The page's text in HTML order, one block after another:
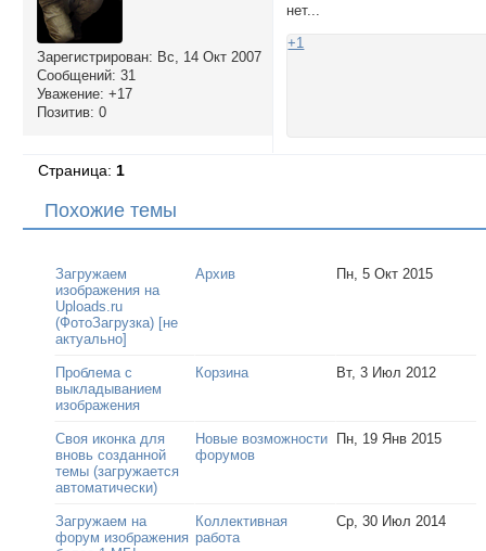
Зарегистрирован: Вс, 14 Окт 2007
Сообщений: 31
Уважение: +17
Позитив: 0
нет...
+1
Страница: 1
Похожие темы
Загружаем
изображения на
Uploads.ru
(ФотоЗагрузка) [не
актуально]
Архив Пн, 5 Окт 2015
Проблема с
выкладыванием
изображения
Корзина Вт, 3 Июл 2012
Своя иконка для
вновь созданной
темы (загружается
автоматически)
Новые возможности
форумов
Пн, 19 Янв 2015
Загружаем на
форум изображения
Коллективная
работа
Ср, 30 Июл 2014